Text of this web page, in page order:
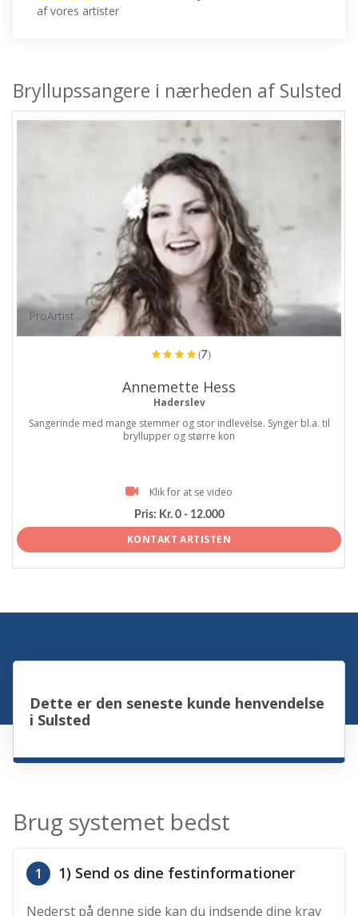
af vores artister
Bryllupssangere i nærheden af Sulsted
ProArtist
(7)
Annemette Hess
Haderslev
Sangerinde med mange stemmer og stor indlevelse. Synger bl.a. til
bryllupper og større kon
Klik for at se video
Pris: Kr. 0 - 12.000
KONTAKT ARTISTEN
Dette er den seneste kunde henvendelse
i Sulsted
Brug systemet bedst
1 1) Send os dine festinformationer
Nederst på denne side kan du indsende dine krav